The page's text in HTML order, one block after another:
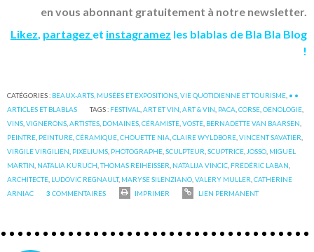
en vous abonnant gratuitement à notre newsletter.
Likez, partagez et instagramez les blablas de Bla Bla Blog
!
CATÉGORIES : BEAUX-ARTS, MUSÉES ET EXPOSITIONS ,VIE QUOTIDIENNE ET TOURISME • •
ARTICLES ET BLABLAS
TAGS : FESTIVAL ,ART ET VIN ,ART & VIN PACA ,CORSE ,OENOLOGIE
VINS ,VIGNERONS ,ARTISTES DOMAINES ,CÉRAMISTE ,VOSTE BERNADETTE VAN BAARSEN
PEINTRE PEINTURE ,CÉRAMIQUE ,CHOUETTE NIA ,CLAIRE WYLDBORE ,VINCENT SAVATIER
VIRGILE VIRGILIEN PIXELIUMS PHOTOGRAPHE ,SCULPTEUR ,SCUPTRICE JOSSO MIGUEL
MARTIN NATALIA KURUCH ,THOMAS REIHEISSER NATALIJA VINCIC FRÉDÉRIC LABAN
ARCHITECTE LUDOVIC REGNAULT, MARYSE SILENZIANO ,VALERY MULLER ,CATHERINE
ARNIAC
3 COMMENTAIRES IMPRIMER LIEN PERMANENT